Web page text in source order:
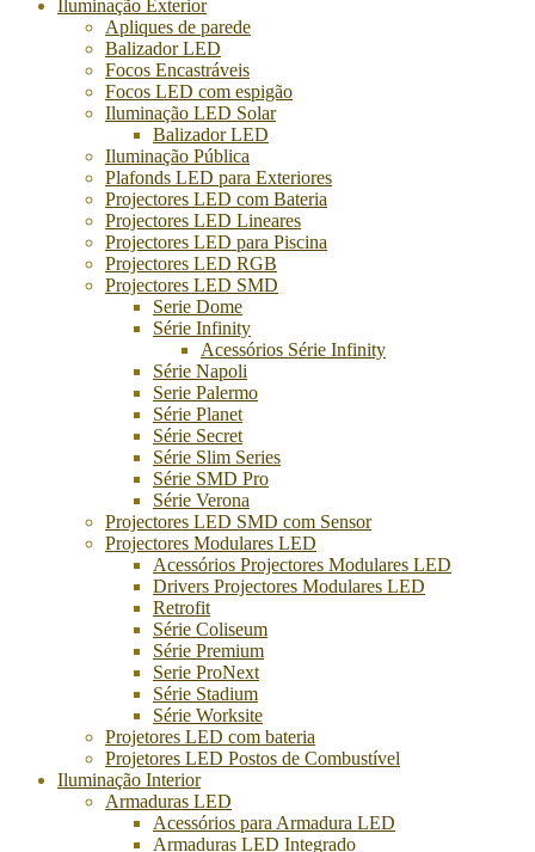
Iluminação Exterior
Apliques de parede
Balizador LED
Focos Encastráveis
Focos LED com espigão
Iluminação LED Solar
Balizador LED
Iluminação Pública
Plafonds LED para Exteriores
Projectores LED com Bateria
Projectores LED Lineares
Projectores LED para Piscina
Projectores LED RGB
Projectores LED SMD
Serie Dome
Série Infinity
Acessórios Série Infinity
Série Napoli
Serie Palermo
Série Planet
Série Secret
Série Slim Series
Série SMD Pro
Série Verona
Projectores LED SMD com Sensor
Projectores Modulares LED
Acessórios Projectores Modulares LED
Drivers Projectores Modulares LED
Retrofit
Série Coliseum
Série Premium
Serie ProNext
Série Stadium
Série Worksite
Projetores LED com bateria
Projetores LED Postos de Combustível
Iluminação Interior
Armaduras LED
Acessórios para Armadura LED
Armaduras LED Integrado